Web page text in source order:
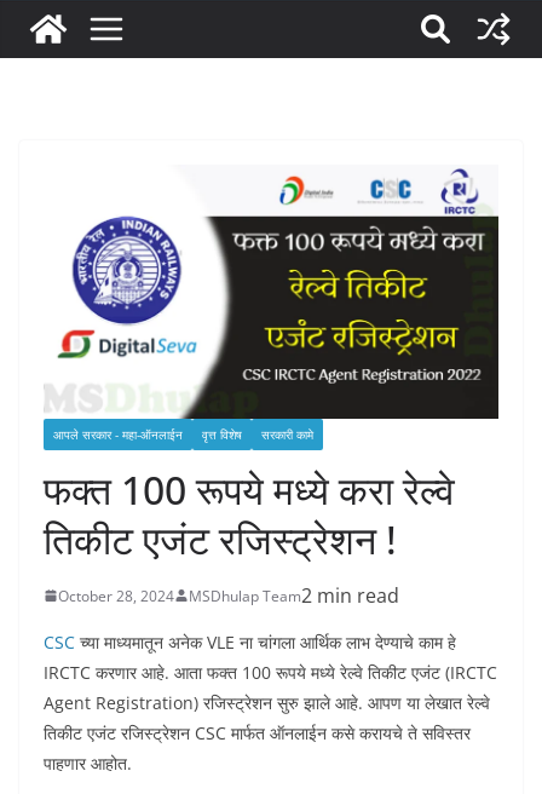
आपले सरकार - महा-ऑनलाईन वृत्त विशेष सरकारी कामे
फक्त 100 रूपये मध्ये करा रेल्वे
तिकीट एजंट रजिस्ट्रेशन !
October 28, 2024 MSDhulap Team2 min read
CSC च्या माध्यमातून अनेक VLE ना चांगला आर्थिक लाभ देण्याचे काम हे
IRCTC करणार आहे. आता फक्त 100 रूपये मध्ये रेल्वे तिकीट एजंट (IRCTC
Agent Registration) रजिस्ट्रेशन सुरु झाले आहे. आपण या लेखात रेल्वे
तिकीट एजंट रजिस्ट्रेशन CSC मार्फत ऑनलाईन कसे करायचे ते सविस्तर
पाहणार आहोत.